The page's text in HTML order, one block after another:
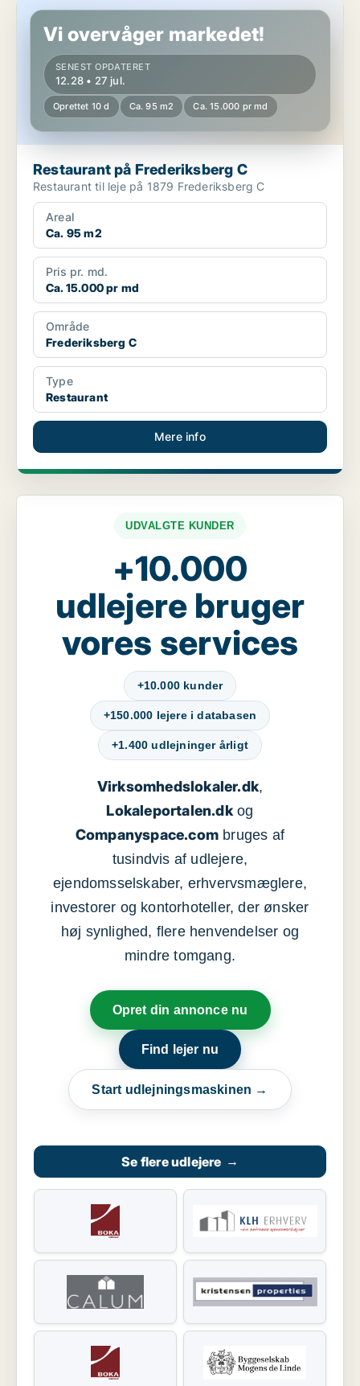
Restaurant på Frederiksberg C
Vi overvåger markedet!
SENEST OPDATERET
12.28 • 27 jul.
Oprettet 10 d Ca. 95 m2 Ca. 15.000 pr md
Restaurant på Frederiksberg C
Restaurant til leje på 1879 Frederiksberg C
Areal
Ca. 95 m2
Pris pr. md.
Ca. 15.000 pr md
Område
Frederiksberg C
Type
Restaurant
Mere info
UDVALGTE KUNDER
+10.000
udlejere bruger
vores services
+10.000 kunder
+150.000 lejere i databasen
+1.400 udlejninger årligt
Virksomhedslokaler.dk,
Lokaleportalen.dkog
Companyspace.com bruges af
tusindvis af udlejere,
ejendomsselskaber, erhvervsmæglere,
investorer og kontorhoteller, der ønsker
høj synlighed, flere henvendelser og
mindre tomgang.
Opret din annonce nu
Find lejer nu
Start udlejningsmaskinen →
Se flere udlejere →